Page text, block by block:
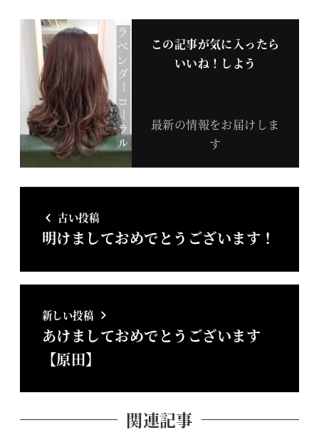
この記事が気に入ったら
いいね！しよう
最新の情報をお届けしま
す
古い投稿
明けましておめでとうございます！
新しい投稿
あけましておめでとうございます
【原田】
関連記事